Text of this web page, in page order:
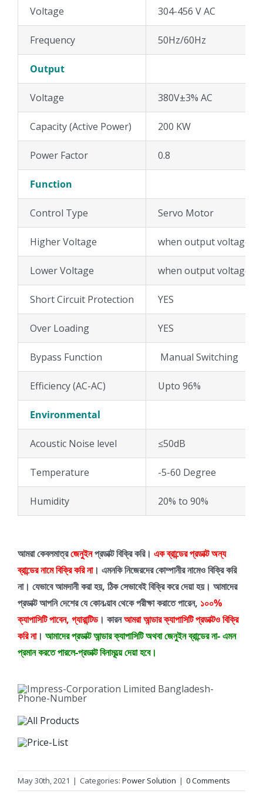
Voltage 304-456 V AC
Frequency 50Hz/60Hz
Output
Voltage 380V±3% AC
Capacity (Active Power) 200 KW
Power Factor 0.8
Function
Control Type Servo Motor
Higher Voltage when output voltage
Lower Voltage when output voltage
Short Circuit Protection YES
Over Loading YES
Bypass Function Manual Switching
Efficiency (AC-AC) Upto 96%
Environmental
Acoustic Noise level ≤50dB
Temperature -5-60 Degree
Humidity 20% to 90%
আমরা কেবলমাত্রজেনুইনপ্রডাক্ট বিক্রি করি। এক ব্রান্ডের প্রডাক্ট অন্য
ব্রান্ডের নামে বিক্রি করি না। এমনকি নিজেরদের কোম্পানীর নামেও বিক্রি করি
না। যেভাবে আমদানী করা হয়, ঠিক সেভাবেই বিক্রি করে দেয়া হয়। আমাদের
প্রডাক্ট আপনি দেশের যে কোন ল্য়াব থেকে পরীক্ষা করাতে পারেন, ১০০%
ক্যাপাসিটি পাবেন, গ্যারান্টিড। কারনআমরা আন্ডার ক্যাপাসিটি প্রডাক্টও বিক্রি
করি না। আমাদের প্রডাক্ট আন্ডার ক্যাপাসিটি অথবা জেনুইন ব্রান্ডের না- এমন
প্রমান করতে পারলে-প্রডাক্ট বিনামূল্য়ে দেয়া হবে।
May 30th, 2021 | Categories: Power Solution | 0 Comments